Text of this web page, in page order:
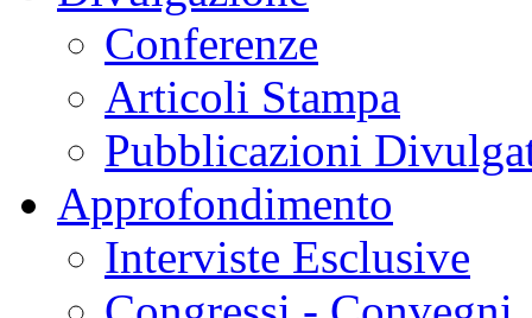
Conferenze
Articoli Stampa
Pubblicazioni
Approfondimento
Interviste Esclusive